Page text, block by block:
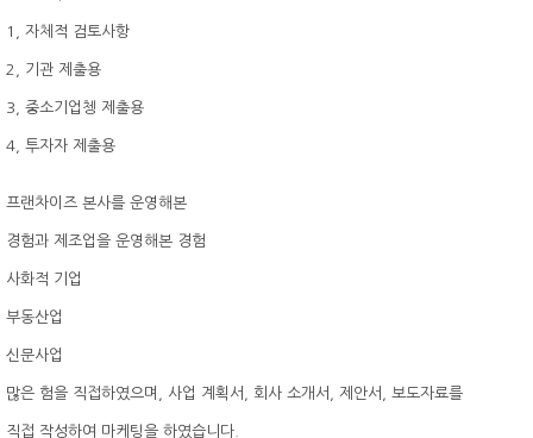
1, 자체적 검토사항
2, 기관 제출용
3, 중소기업쳉 제출용
4, 투자자 제출용
프랜차이즈 본사를 운영해본
경험과 제조업을 운영해본 경험
사화적 기업
부동산업
신문사업
많은 험을 직접하였으며, 사업 계획서, 회사 소개서, 제안서, 보도자료를
직접 작성하여 마케팅을 하였습니다.